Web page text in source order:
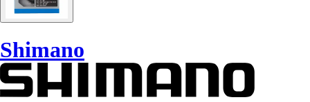
Shimano